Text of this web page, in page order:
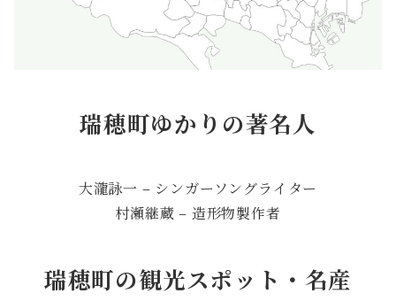
瑞穂町ゆかりの著名人
大瀧詠一 – シンガーソングライター
村瀬継蔵 – 造形物製作者
瑞穂町の観光スポット・名産